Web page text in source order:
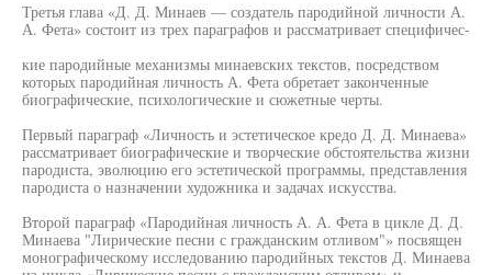
Третья глава «Д. Д. Минаев — создатель пародийной личности А.
А. Фета» состоит из трех параграфов и рассматривает специфичес-
кие пародийные механизмы минаевских текстов, посредством
которых пародийная личность А. Фета обретает законченные
биографические, психологические и сюжетные черты.
Первый параграф «Личность и эстетическое кредо Д. Д. Минаева»
рассматривает биографические и творческие обстоятельства жизни
пародиста, эволюцию его эстетической программы, представления
пародиста о назначении художника и задачах искусства.
Второй параграф «Пародийная личность А. А. Фета в цикле Д. Д.
Минаева "Лирические песни с гражданским отливом"» посвящен
монографическому исследованию пародийных текстов Д. Минаева